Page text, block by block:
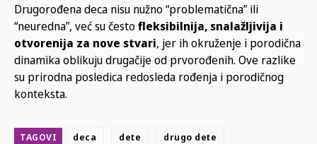
Drugorođena deca nisu nužno “problematična” ili
“neuredna”, već su čestofleksibilnija, snalažljivija i
otvorenija za nove stvari, jer ih okruženje i porodična
dinamika oblikuju drugačije od prvorođenih. Ove razlike
su prirodna posledica redosleda rođenja i porodičnog
konteksta.
TAGOVI deca dete drugo dete